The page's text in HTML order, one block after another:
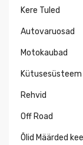
Kere Tuled
Autovaruosad
Motokaubad
Kütusesüsteem
Rehvid
Off Road
Õlid Määrded